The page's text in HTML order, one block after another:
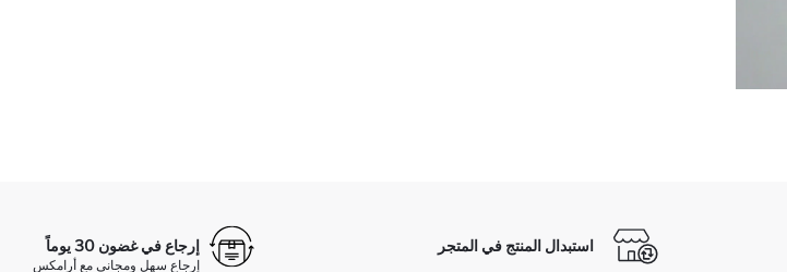
استبدال المنتج في المتجر إرجاع في غضون 30 يوماً
إرجاع سهل ومجاني مع أرامكس